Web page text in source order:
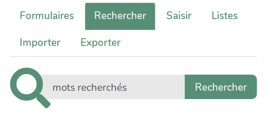
h
e
Formulaires Rechercher Saisir
Listes
Importer
Exporter